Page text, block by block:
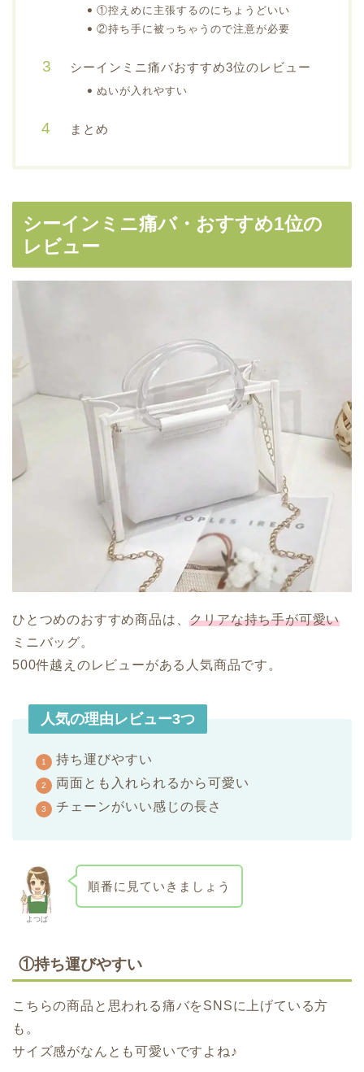
①控えめに主張するのにちょうどいい
②持ち手に被っちゃうので注意が必要
シーインミニ痛バおすすめ3位のレビュー
ぬいが入れやすい
まとめ
シーインミニ痛バ・おすすめ1位の
レビュー
ひとつめのおすすめ商品は、クリアな持ち手が可愛い
ミニバッグ。
500件越えのレビューがある人気商品です。
人気の理由レビュー3つ
持ち運びやすい
両面とも入れられるから可愛い
チェーンがいい感じの長さ
よつば
順番に見ていきましょう
①持ち運びやすい
こちらの商品と思われる痛バをSNSに上げている方
も。
サイズ感がなんとも可愛いですよね♪